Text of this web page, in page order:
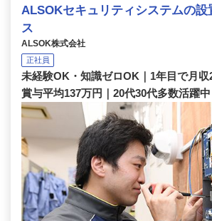
ALSOKセキュリティシステムの設
ス
ALSOK株式会社
正社員
未経験OK・知識ゼロOK｜1年目で月収
賞与平均137万円｜20代30代多数活躍中